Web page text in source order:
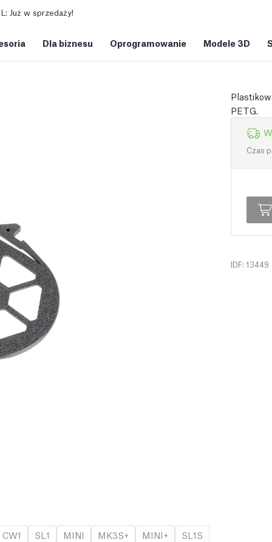
Już w sprzedaży!
Dla biznesu Oprogramowanie Modele 3D
PETG.
Czas
IDF: 13449
CW1 SL1 MINI MK3S+ MINI+
SL1S